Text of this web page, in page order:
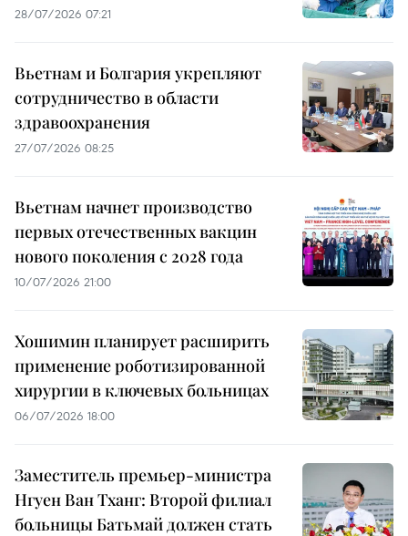
28/07/2026 07:21
Вьетнам и Болгария укрепляют
сотрудничество в области
здравоохранения
27/07/2026 08:25
Вьетнам начнет производство
первых отечественных вакцин
нового поколения с 2028 года
10/07/2026 21:00
Хошимин планирует расширить
применение роботизированной
хирургии в ключевых больницах
06/07/2026 18:00
Заместитель премьер-министра
Нгуен Ван Тханг: Второй филиал
больницы Батьмай должен стать